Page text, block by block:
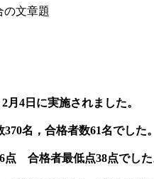
の文章題
4日に実施されました。
名，合格者数61名でした。
合格者最低点38点でした